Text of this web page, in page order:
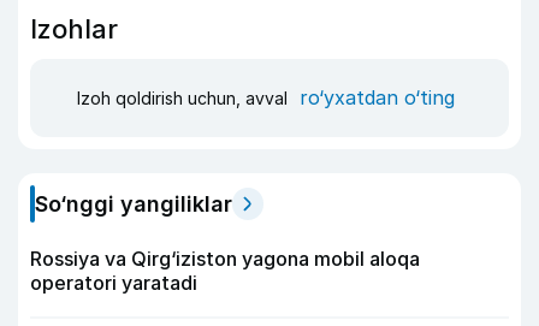
Izohlar
Izoh qoldirish uchun, avval ro‘yxatdan o‘ting
So‘nggi yangiliklar
Rossiya va Qirg‘iziston yagona mobil aloqa
operatori yaratadi